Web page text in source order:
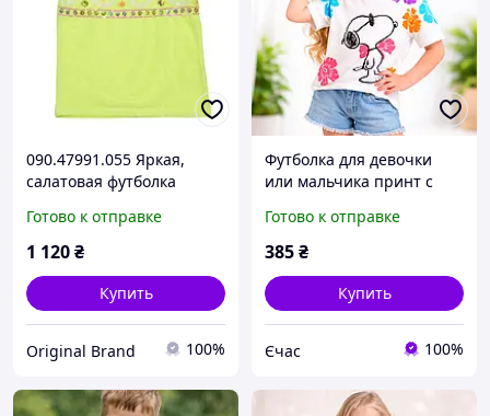
090.47991.055 Яркая,
салатовая футболка
104,110,116,122,128 см
Готово к отправке
1 120₴
Купить
Original Brand 100%
Футболка для девочки
или мальчика принт с
Дисней Турция хлопок
Размеры 92,104,110
Готово к отправке
385₴
Купить
Єчас 100%